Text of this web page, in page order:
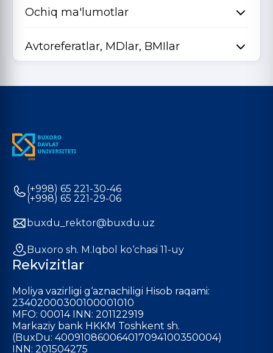
Ochiq ma'lumotlar
Avtoreferatlar, MDlar, BMIlar
(+998) 65 221-30-46
(+998) 65 221-29-06
buxdu_rektor@buxdu.uz
Buxoro sh. M.Iqbol ko‘chasi 11-uy
Rekvizitlar
Moliya vazirligi g‘aznachiligi Hisob raqami:
23402000300100001010
MFO: 00014 INN: 201122919
Markaziy bank HKKM Toshkent sh.
(BuxDu: 400910860064017094100350004)
INN: 201504275